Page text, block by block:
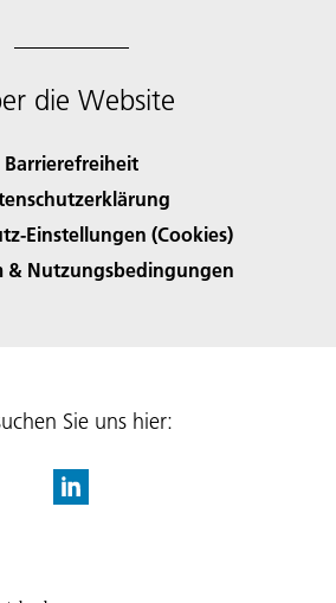
die Website
Barrierefreiheit
Einstellungen (Cookies)
& Nutzungsbedingungen
Sie uns hier: